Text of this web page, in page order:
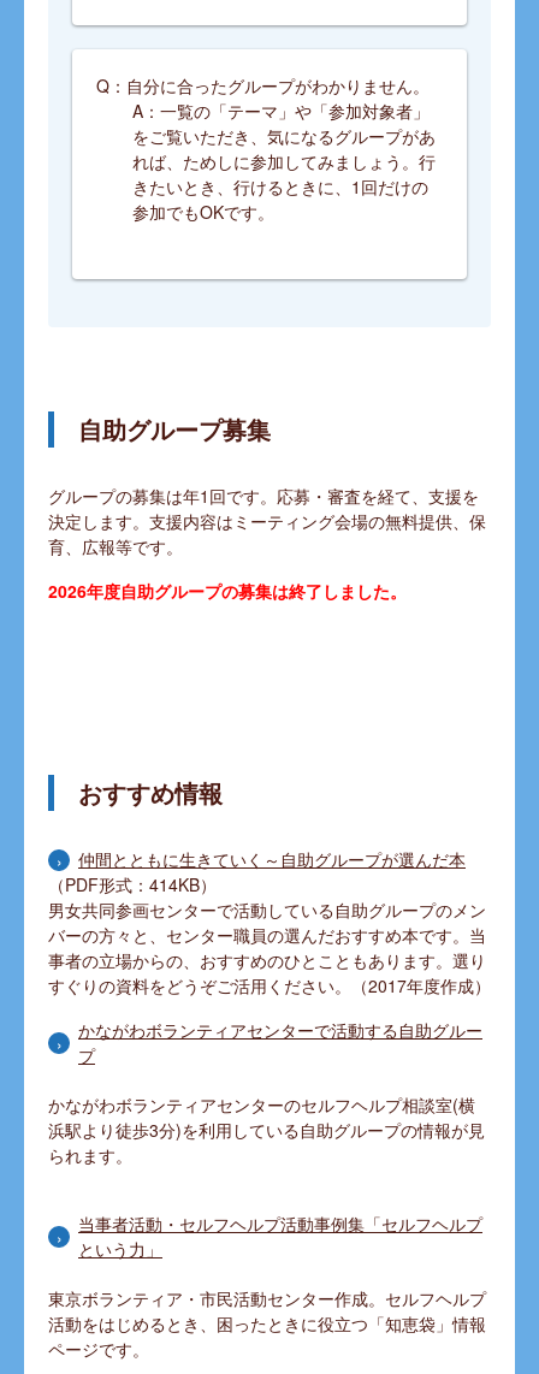
Q：自分に合ったグループがわかりません。
A：一覧の「テーマ」や「参加対象者」
をご覧いただき、気になるグループがあ
れば、ためしに参加してみましょう。行
きたいとき、行けるときに、1回だけの
参加でもOKです。
自助グループ募集
グループの募集は年1回です。応募・審査を経て、支援を
決定します。支援内容はミーティング会場の無料提供、保
育、広報等です。
2026年度自助グループの募集は終了しました。
おすすめ情報
仲間とともに生きていく～自助グループが選んだ本
（PDF形式：414KB）
男女共同参画センターで活動している自助グループのメン
バーの方々と、センター職員の選んだおすすめ本です。当
事者の立場からの、おすすめのひとこともあります。選り
すぐりの資料をどうぞご活用ください。（2017年度作成）
かながわボランティアセンターで活動する自助グルー
プ
かながわボランティアセンターのセルフヘルプ相談室(横
浜駅より徒歩3分)を利用している自助グループの情報が見
られます。
当事者活動・セルフヘルプ活動事例集「セルフヘルプ
という力」
東京ボランティア・市民活動センター作成。セルフヘルプ
活動をはじめるとき、困ったときに役立つ「知恵袋」情報
ページです。